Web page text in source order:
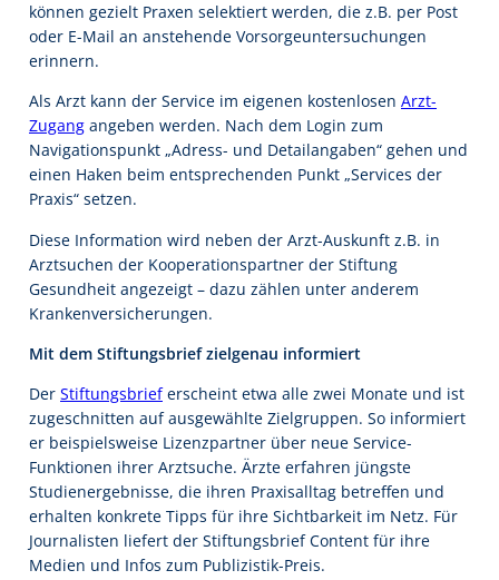
können gezielt Praxen selektiert werden, die z.B. per Post
oder E-Mail an anstehende Vorsorgeuntersuchungen
erinnern.
Als Arzt kann der Service im eigenen kostenlosen Arzt-
Zugang angeben werden. Nach dem Login zum
Navigationspunkt „Adress- und Detailangaben“ gehen und
einen Haken beim entsprechenden Punkt „Services der
Praxis“ setzen.
Diese Information wird neben der Arzt-Auskunft z.B. in
Arztsuchen der Kooperationspartner der Stiftung
Gesundheit angezeigt – dazu zählen unter anderem
Krankenversicherungen.
Mit dem Stiftungsbrief zielgenau informiert
Der Stiftungsbrief erscheint etwa alle zwei Monate und ist
zugeschnitten auf ausgewählte Zielgruppen. So informiert
er beispielsweise Lizenzpartner über neue Service-
Funktionen ihrer Arztsuche. Ärzte erfahren jüngste
Studienergebnisse, die ihren Praxisalltag betreffen und
erhalten konkrete Tipps für ihre Sichtbarkeit im Netz. Für
Journalisten liefert der Stiftungsbrief Content für ihre
Medien und Infos zum Publizistik-Preis.